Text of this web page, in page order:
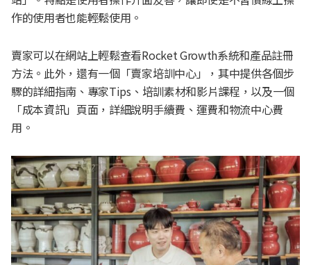
作的使用者也能輕鬆使用。
賣家可以在網站上輕鬆查看Rocket Growth系統和產品註冊
方法。此外，還有一個「賣家培訓中心」，其中提供各個步
驟的詳細指南、專家Tips、培訓素材和影片課程，以及一個
「成本資訊」頁面，詳細說明手續費、運費和物流中心費
用。